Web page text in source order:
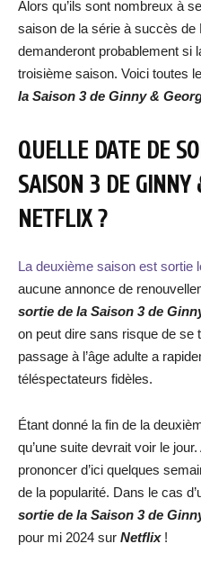
Alors qu’ils sont nombreux à
saison de la série à succès de
demanderont probablement si
troisième saison. Voici toutes
la Saison 3 de Ginny &
QUELLE DATE DE
SAISON 3 DE GINNY
NETFLIX ?
La deuxième saison est sortie
aucune annonce de
sortie de la Saison 3 de
on peut dire sans risque de se
passage à l’âge adulte a
téléspectateurs fidèles.
Étant donné la fin de la
qu’une suite devrait voir le
prononcer d’ici quelques
de la popularité. Dans le cas
sortie de la Saison 3 de
pour mi 2024 sur Netflix !